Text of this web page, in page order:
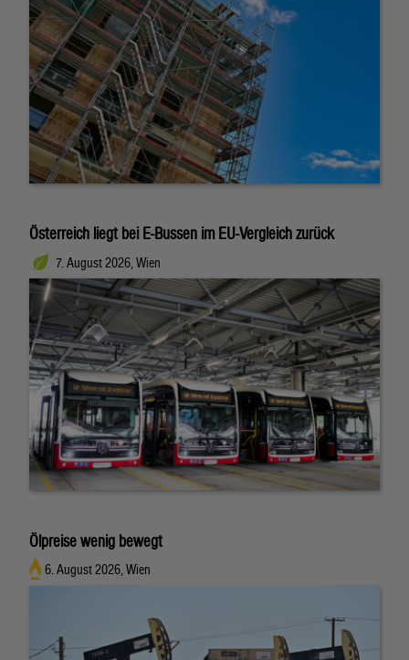
Österreich liegt bei E-Bussen im EU-Vergleich zurück
7. August 2026, Wien
Ölpreise wenig bewegt
6. August 2026, Wien